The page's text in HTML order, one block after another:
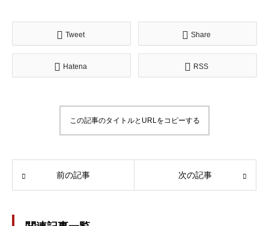
Tweet Share
Hatena RSS
この記事のタイトルとURLをコピーする
前の記事 次の記事